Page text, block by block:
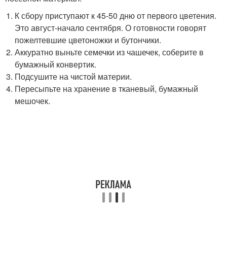
К сбору приступают к 45-50 дню от первого цветения.
Это август-начало сентября. О готовности говорят
пожелтевшие цветоножки и бутончики.
Аккуратно выньте семечки из чашечек, соберите в
бумажный конвертик.
Подсушите на чистой материи.
Пересыпьте на хранение в тканевый, бумажный
мешочек.